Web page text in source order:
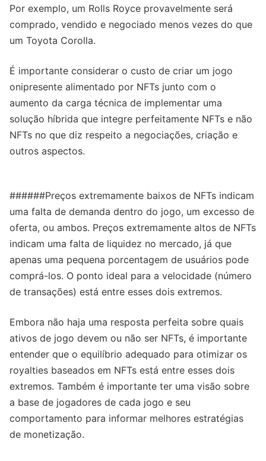
Por exemplo, um Rolls Royce provavelmente será
comprado, vendido e negociado menos vezes do que
um Toyota Corolla.
É importante considerar o custo de criar um jogo
onipresente alimentado por NFTs junto com o
aumento da carga técnica de implementar uma
solução híbrida que integre perfeitamente NFTs e não
NFTs no que diz respeito a negociações, criação e
outros aspectos.
######Preços extremamente baixos de NFTs indicam
uma falta de demanda dentro do jogo, um excesso de
oferta, ou ambos. Preços extremamente altos de NFTs
indicam uma falta de liquidez no mercado, já que
apenas uma pequena porcentagem de usuários pode
comprá-los. O ponto ideal para a velocidade (número
de transações) está entre esses dois extremos.
Embora não haja uma resposta perfeita sobre quais
ativos de jogo devem ou não ser NFTs, é importante
entender que o equilíbrio adequado para otimizar os
royalties baseados em NFTs está entre esses dois
extremos. Também é importante ter uma visão sobre
a base de jogadores de cada jogo e seu
comportamento para informar melhores estratégias
de monetização.